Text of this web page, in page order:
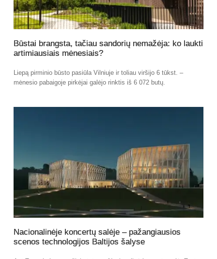
Būstai brangsta, tačiau sandorių nemažėja: ko laukti
artimiausiais mėnesiais?
Liepą pirminio būsto pasiūla Vilniuje ir toliau viršijo 6 tūkst. –
mėnesio pabaigoje pirkėjai galėjo rinktis iš 6 072 butų.
Nacionalinėje koncertų salėje – pažangiausios
scenos technologijos Baltijos šalyse